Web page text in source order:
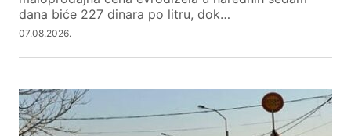
dana biće 227 dinara po litru, dok…
07.08.2026.